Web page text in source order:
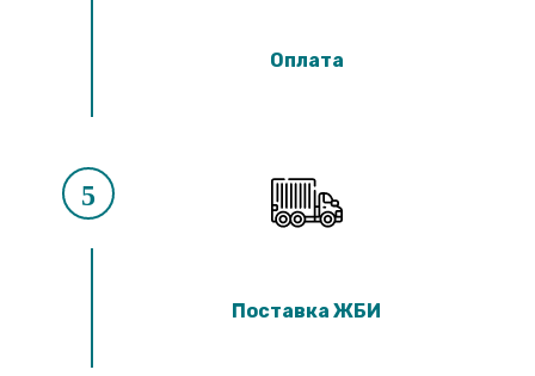
Оплата
5
Поставка ЖБИ